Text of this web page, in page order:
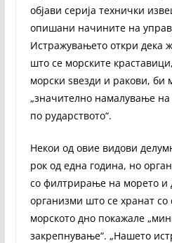
објави серија технички
опишани начините на
Истражувањето откри дека
што се морските
морски ѕвезди и ракови, би
„значително намалување
по рударството“.
Некои од овие видови
рок од една година, но
со филтрирање на морето и
организми што се хранат со
морското дно покажале
закрепнување“. „Нашето